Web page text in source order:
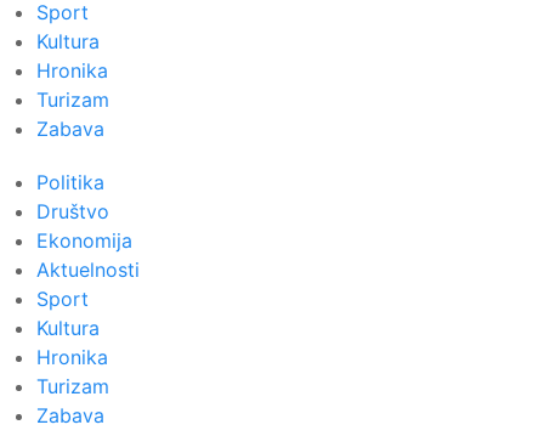
Sport
Kultura
Hronika
Turizam
Zabava
Politika
Društvo
Ekonomija
Aktuelnosti
Sport
Kultura
Hronika
Turizam
Zabava